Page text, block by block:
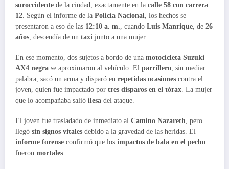
suroccidente de la ciudad, exactamente en la calle 58 con carrera
12 . Según el informe de la Policía Nacional , los hechos se
presentaron a eso de las 12:10 a. m. , cuando Luis Manrique , de 26
años , descendía de un taxi junto a una mujer.
En ese momento, dos sujetos a bordo de una motocicleta Suzuki
AX4 negra se aproximaron al vehículo. El parrillero , sin mediar
palabra, sacó un arma y disparó en repetidas ocasiones contra el
joven, quien fue impactado por tres disparos en el tórax . La mujer
que lo acompañaba salió ilesa del ataque.
El joven fue trasladado de inmediato al Camino Nazareth, pero
llegó sin signos vitales debido a la gravedad de las heridas. El
informe forense confirmó que los impactos de bala en el pecho
fueron mortales.